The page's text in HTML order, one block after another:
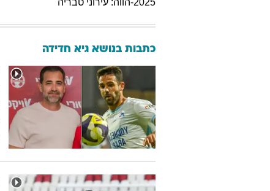
2025-הווה: עירוני טבריה
כתבות בנושא גיא חדידה